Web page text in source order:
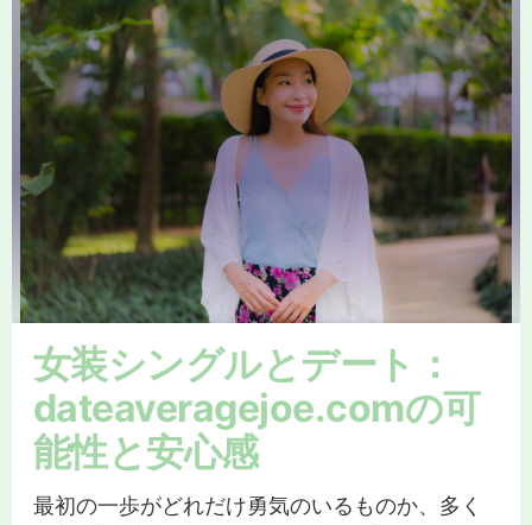
女装シングルとデート：
dateaveragejoe.comの可
能性と安心感
最初の一歩がどれだけ勇気のいるものか、多く